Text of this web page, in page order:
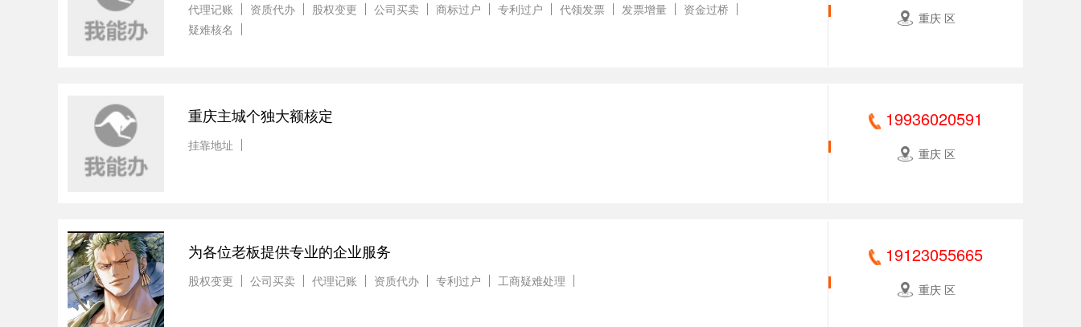
代理记账 资质代办 股权变更 公司买卖 商标过户 专利过户 代领发票 发票增量
资金过桥
疑难核名
重庆 区
重庆主城个独大额核定
挂靠地址
19936020591
重庆 区
为各位老板提供专业的企业服务
股权变更 公司买卖 代理记账 资质代办 专利过户 工商疑难处理
19123055665
重庆 区